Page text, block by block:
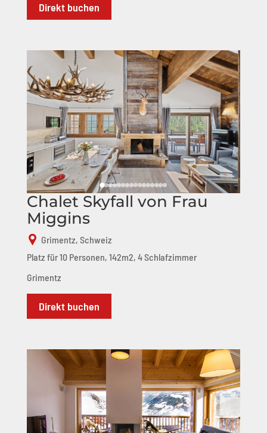
Direkt buchen
Chalet Skyfall von Frau
Miggins
Grimentz, Schweiz
Platz für 10 Personen, 142m2, 4 Schlafzimmer
Grimentz
Direkt buchen